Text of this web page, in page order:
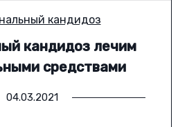
кандидоз лечим
средствами
04.03.2021